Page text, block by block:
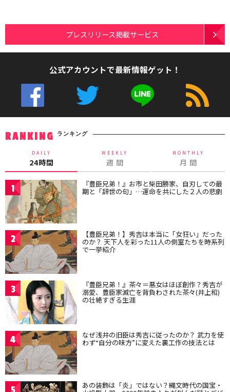
プレスリリース掲載サービス
公式アカウントで最新情報ゲット！
RANKING ランキング
DAILY
24時間
WEEKLY
週 間
MONTHLY
月 間
1 『豊臣兄弟！』お市と柴田勝家、自刃しての最
期と「辞世の句」…運命を共にした２人の悲劇
2 【豊臣兄弟！】秀吉は本当に「女狂い」だった
のか？ 天下人を彩った11人の側室たちを時系列
で一挙紹介
3 『豊臣兄弟！』茶々＝悪女はほぼ創作？秀吉が
溺愛、豊臣家滅亡を背負わされた茶々(井上和)
の壮絶すぎる生涯
4 なぜ浅井の旧臣は秀吉に従ったのか？ 武力を使
わず“自分の味方”に変えた裏工作の技法とは
あの装飾は「炎」ではない？縄文時代の国宝・